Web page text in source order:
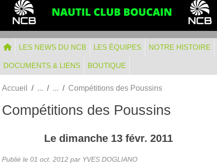
LES NEWS DU NCB LES ÉQUIPES NOTRE HISTOIRE
DOCUMENTS & LIENS BOUTIQUE
Accueil Compétitions des Poussins
Compétitions des Poussins
Le dimanche 13 févr. 2011
Publié le 01 oct. 2012 par YVES DOGLIANO
Panneau de gestion des cookies